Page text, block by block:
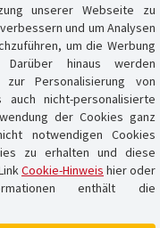
unserer Webseite zu
und um Analysen
um die Werbung
hinaus werden
Personalisierung von
nicht-personalisierte
der Cookies ganz
notwendigen Cookies
zu erhalten und diese
Cookie-Hinweis hier oder
enthält die